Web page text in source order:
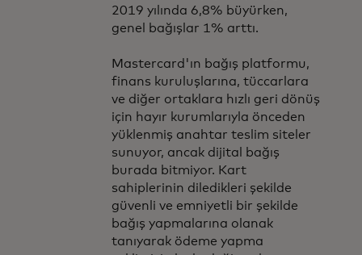
2019 yılında 6,8% büyürken,
genel bağışlar 1% arttı.
Mastercard'ın bağış platformu,
finans kuruluşlarına, tüccarlara
ve diğer ortaklara hızlı geri dönüş
için hayır kurumlarıyla önceden
yüklenmiş anahtar teslim siteler
sunuyor, ancak dijital bağış
burada bitmiyor. Kart
sahiplerinin diledikleri şekilde
güvenli ve emniyetli bir şekilde
bağış yapmalarına olanak
tanıyarak ödeme yapma